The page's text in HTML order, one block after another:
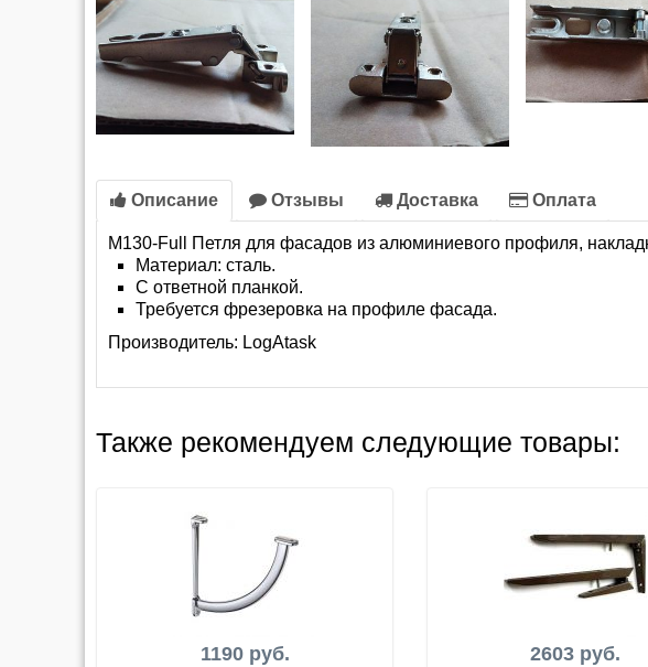
Описание Отзывы Доставка Оплата
M130-Full Петля для фасадов из алюминиевого профиля,
Материал: сталь.
С ответной планкой.
Требуется фрезеровка на профиле фасада.
Производитель: LogAtask
Также рекомендуем следующие товары:
1190 руб.
2603 руб.